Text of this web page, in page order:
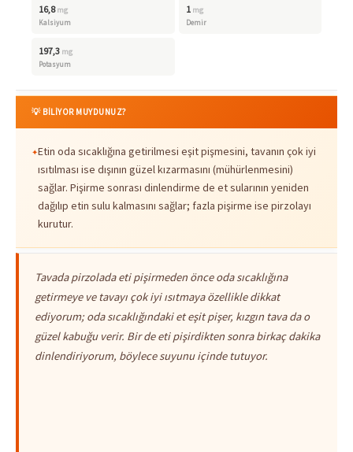
16,8 mg
Kalsiyum
1 mg
Demir
197,3 mg
Potasyum
💡 BİLİYOR MUYDUNUZ?
Etin oda sıcaklığına getirilmesi eşit pişmesini, tavanın çok iyi
ısıtılması ise dışının güzel kızarmasını (mühürlenmesini)
sağlar. Pişirme sonrası dinlendirme de et sularının yeniden
dağılıp etin sulu kalmasını sağlar; fazla pişirme ise pirzolayı
kurutur.
Tavada pirzolada eti pişirmeden önce oda sıcaklığına
getirmeye ve tavayı çok iyi ısıtmaya özellikle dikkat
ediyorum; oda sıcaklığındaki et eşit pişer, kızgın tava da o
güzel kabuğu verir. Bir de eti pişirdikten sonra birkaç dakika
dinlendiriyorum, böylece suyunu içinde tutuyor.